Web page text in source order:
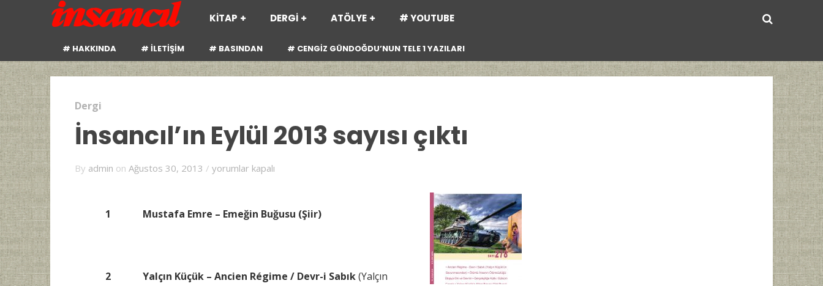
KİTAP DERGİ ATÖLYE # YOUTUBE
# HAKKINDA # İLETİŞİM # BASINDAN # CENGİZ GÜNDOĞDU’NUN TELE 1 YAZILARI
Dergi
İnsancıl’ın Eylül 2013 sayısı çıktı
By admin on Ağustos 30, 2013 / İnsancıl’ın
sayısı
yorumlar kapalı
1 Mustafa Emre – Emeğin Buğusu (Şiir)
2 Yalçın Küçük – Ancien Régime / Devr-i Sabık(Yalçın